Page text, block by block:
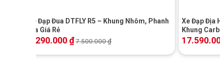
Xe Đạp Đua DTFLY R5 – Khung Nhôm, Phanh
Đĩa Giá Rẻ
7.290.000₫7.500.000₫
Xe Đạp Địa
Khung
Giá Rẻ |